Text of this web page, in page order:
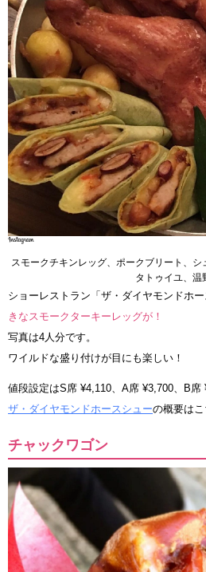
スモークチキンレッグ、ポークブリート、
タトゥイユ、温
ショーレストラン「ザ・ダイヤモンドホー
きなスモークターキーレッグが！
写真は4人分です。
ワイルドな盛り付けが目にも楽しい！
値段設定はS席 ¥4,110、A席 ¥3,700、B席
ザ・ダイヤモンドホースシューの概要はこ
チャックワゴン